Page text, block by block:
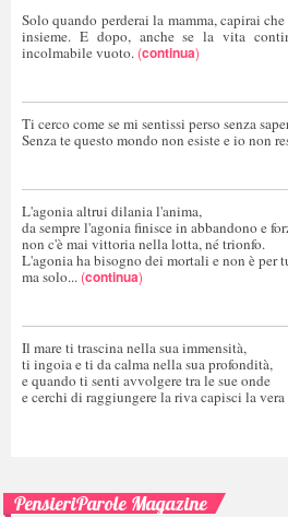
Solo quando perderai la mamma, capirai
insieme. E dopo, anche se la vita
incolmabile vuoto. (continua)
Ti cerco come se mi sentissi perso senza
Senza te questo mondo non esiste e io non
L'agonia altrui dilania l'anima,
da sempre l'agonia finisce in abbandono e
non c'è mai vittoria nella lotta, né trionfo.
L'agonia ha bisogno dei mortali e non è per
ma solo... (continua)
Il mare ti trascina nella sua immensità,
ti ingoia e ti da calma nella sua profondità,
e quando ti senti avvolgere tra le sue onde
e cerchi di raggiungere la riva capisci la
PensieriParole Magazine